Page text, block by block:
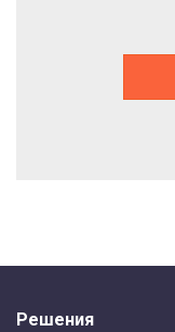
Решения